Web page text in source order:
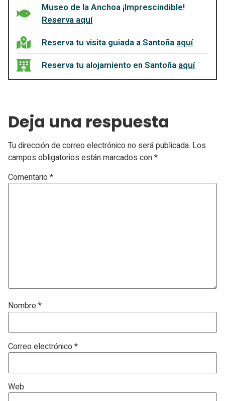
Museo de la Anchoa ¡Imprescindible!
Reserva aquí
Reserva tu visita guiada a Santoña aquí
Reserva tu alojamiento en Santoña aquí
Deja una respuesta
Tu dirección de correo electrónico no será publicada. Los
campos obligatorios están marcados con*
Comentario*
Nombre*
Correo electrónico*
Web